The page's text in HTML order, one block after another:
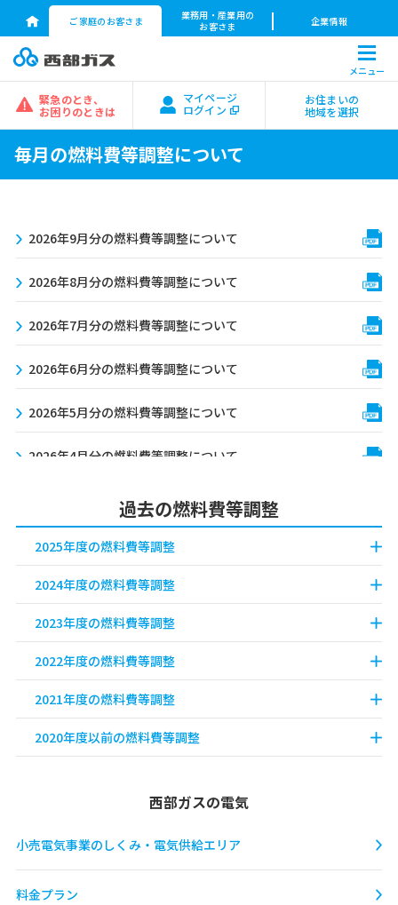
ご家庭のお客さま
業務用・産業用の
お客さま
企業情報
メニュー
緊急のとき、
お困りのときは
マイページ
ログイン
お住まいの
地域を選択
毎月の燃料費等調整について
2026年9月分の燃料費等調整について
2026年8月分の燃料費等調整について
2026年7月分の燃料費等調整について
2026年6月分の燃料費等調整について
2026年5月分の燃料費等調整について
2026年4月分の燃料費等調整について
過去の燃料費等調整
2025年度の燃料費等調整
2024年度の燃料費等調整
2023年度の燃料費等調整
2022年度の燃料費等調整
2021年度の燃料費等調整
2020年度以前の燃料費等調整
西部ガスの電気
小売電気事業のしくみ・ 電気供給エリア
料金プラン